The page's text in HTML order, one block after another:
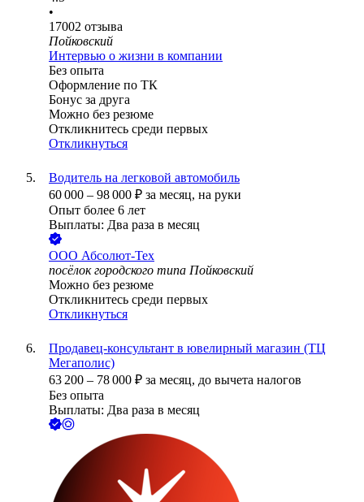
•
17002 отзыва
Пойковский
Интервью о жизни в компании
Без опыта
Оформление по ТК
Бонус за друга
Можно без резюме
Откликнитесь среди первых
Откликнуться
Водитель на легковой автомобиль
60 000 – 98 000 ₽ за месяц, на руки
Опыт более 6 лет
Выплаты: Два раза в месяц
ООО Абсолют-Тех
посёлок городского типа Пойковский
Можно без резюме
Откликнитесь среди первых
Откликнуться
Продавец-консультант в ювелирный магазин (ТЦ
Мегаполис)
63 200 – 78 000 ₽ за месяц, до вычета налогов
Без опыта
Выплаты: Два раза в месяц